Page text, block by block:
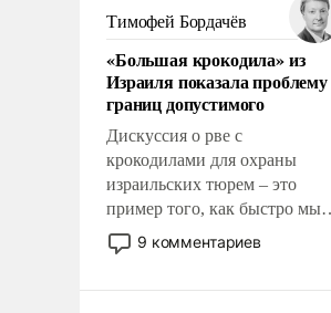
беспрекословно оплачиваться
за счет российских
налогоплательщиков и где за
свои поступки не нужно
отвечать.
Тимофей Бордачёв
«Большая крокодила» из
Израиля показала проблему
границ допустимого
Дискуссия о рве с
крокодилами для охраны
израильских тюрем – это
пример того, как быстро мы
двигаемся по пути
революционных изменений.
9 комментариев